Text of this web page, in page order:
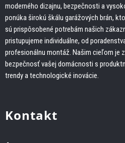
moderného dizajnu, bezpečnosti a
ponúka širokú škálu garážových brán,
sú prispôsobené potrebám našich
pristupujeme individuálne, od
profesionálnu montáž. Našim cieľom je
bezpečnosť vašej domácnosti s
trendy a technologické inovácie.
Kontakt